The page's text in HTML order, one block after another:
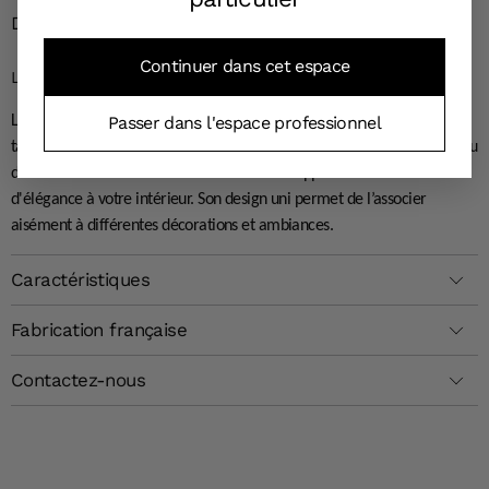
Continuer dans cet espace
Passer dans l'espace professionnel
Détails du produit
LE PLATEAU ACRYLIQUE SECRET
Le Plateau Acrylique Secret est la pièce incontournable pour votre
table. Pour un brunch, un dîner ou simplement pour décorer, ce plateau
de service décliné dans 9 teintes et 3 tailles apporte une touche
d'élégance à votre intérieur. Son design uni permet de l’associer
aisément à différentes décorations et ambiances.
Caractéristiques
Fabrication française
Contactez-nous